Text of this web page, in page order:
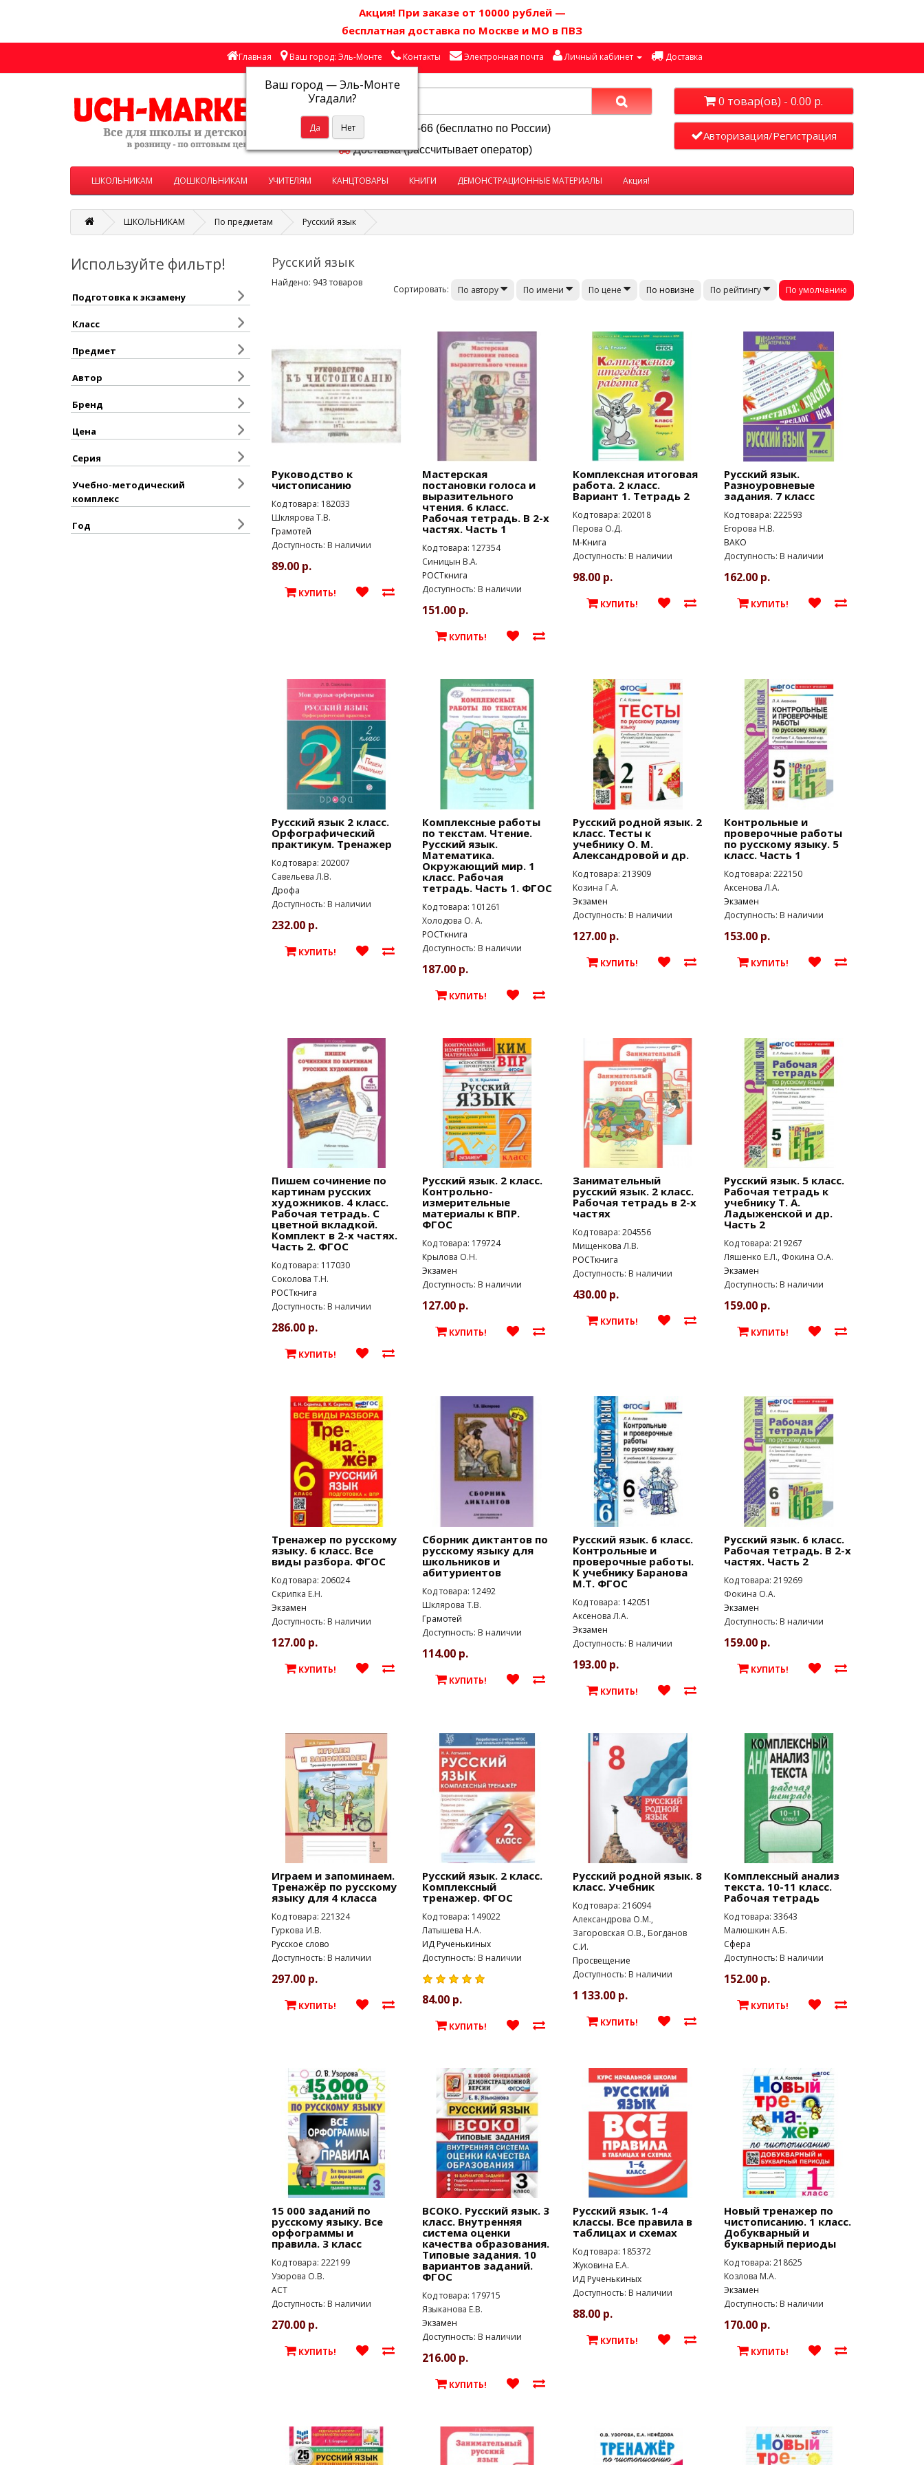
Акция! При заказе от 10000 рублей —
бесплатная доставка по Москве и МО в ПВЗ
Главная Ваш город: Эль-Монте
Ваш город —Эль-Монте
Угадали?
Контакты Электронная почта Личный кабинет Доставка
0 товар(ов) - 0.00 р.
8-800-250-58-66 (бесплатно по России)
Доставка (рассчитывает оператор)
Авторизация/Регистрация
ШКОЛЬНИКАМ ДОШКОЛЬНИКАМ УЧИТЕЛЯМ КАНЦТОВАРЫ КНИГИ ДЕМОНСТРАЦИОННЫЕ МАТЕРИАЛЫ Акция!
ШКОЛЬНИКАМ По предметам Русский язык
Используйте фильтр!
Подготовка к экзамену
Класс
Предмет
Автор
Бренд
Цена
Серия
Учебно-методический
комплекс
Год
Русский язык
Найдено: 943 товаров
Сортировать: По автору По имени По цене По новизне По рейтингу По умолчанию
Руководство к
чистописанию
Код товара: 182033
Шклярова Т.В.
Грамотей
Доступность: В наличии
89.00 р.
КУПИТЬ!
Мастерская
постановки голоса и
выразительного
чтения. 6 класс.
Рабочая тетрадь. В 2-х
частях. Часть 1
Код товара: 127354
Синицын В.А.
РОСТкнига
Доступность: В наличии
151.00 р.
КУПИТЬ!
Комплексная итоговая
работа. 2 класс.
Вариант 1. Тетрадь 2
Код товара: 202018
Перова О.Д.
М-Книга
Доступность: В наличии
98.00 р.
КУПИТЬ!
Русский язык.
Разноуровневые
задания. 7 класс
Код товара: 222593
Егорова Н.В.
ВАКО
Доступность: В наличии
162.00 р.
КУПИТЬ!
Русский язык 2 класс.
Орфографический
практикум. Тренажер
Код товара: 202007
Савельева Л.В.
Дрофа
Доступность: В наличии
232.00 р.
КУПИТЬ!
Комплексные работы
по текстам. Чтение.
Русский язык.
Математика.
Окружающий мир. 1
класс. Рабочая
тетрадь. Часть 1. ФГОС
Код товара: 101261
Холодова О. А.
РОСТкнига
Доступность: В наличии
187.00 р.
КУПИТЬ!
Русский родной язык. 2
класс. Тесты к
учебнику О. М.
Александровой и др.
Код товара: 213909
Козина Г.А.
Экзамен
Доступность: В наличии
127.00 р.
КУПИТЬ!
Контрольные и
проверочные работы
по русскому языку. 5
класс. Часть 1
Код товара: 222150
Аксенова Л.А.
Экзамен
Доступность: В наличии
153.00 р.
КУПИТЬ!
Пишем сочинение по
картинам русских
художников. 4 класс.
Рабочая тетрадь. С
цветной вкладкой.
Комплект в 2-х частях.
Часть 2. ФГОС
Код товара: 117030
Соколова Т.Н.
РОСТкнига
Доступность: В наличии
286.00 р.
КУПИТЬ!
Русский язык. 2 класс.
Контрольно-
измерительные
материалы к ВПР.
ФГОС
Код товара: 179724
Крылова О.Н.
Экзамен
Доступность: В наличии
127.00 р.
КУПИТЬ!
Занимательный
русский язык. 2 класс.
Рабочая тетрадь в 2-х
частях
Код товара: 204556
Мищенкова Л.В.
РОСТкнига
Доступность: В наличии
430.00 р.
КУПИТЬ!
Русский язык. 5 класс.
Рабочая тетрадь к
учебнику Т. А.
Ладыженской и др.
Часть 2
Код товара: 219267
Ляшенко Е.Л., Фокина О.А.
Экзамен
Доступность: В наличии
159.00 р.
КУПИТЬ!
Тренажер по русскому
языку. 6 класс. Все
виды разбора. ФГОС
Код товара: 206024
Скрипка Е.Н.
Экзамен
Доступность: В наличии
127.00 р.
КУПИТЬ!
Сборник диктантов по
русскому языку для
школьников и
абитуриентов
Код товара: 12492
Шклярова Т.В.
Грамотей
Доступность: В наличии
114.00 р.
КУПИТЬ!
Русский язык. 6 класс.
Контрольные и
проверочные работы.
К учебнику Баранова
М.Т. ФГОС
Код товара: 142051
Аксенова Л.А.
Экзамен
Доступность: В наличии
193.00 р.
КУПИТЬ!
Русский язык. 6 класс.
Рабочая тетрадь. В 2-х
частях. Часть 2
Код товара: 219269
Фокина О.А.
Экзамен
Доступность: В наличии
159.00 р.
КУПИТЬ!
Играем и запоминаем.
Тренажёр по русскому
языку для 4 класса
Код товара: 221324
Гуркова И.В.
Русское слово
Доступность: В наличии
297.00 р.
КУПИТЬ!
Русский язык. 2 класс.
Комплексный
тренажер. ФГОС
Код товара: 149022
Латышева Н.А.
ИД Рученькиных
Доступность: В наличии
84.00 р.
КУПИТЬ!
Русский родной язык. 8
класс. Учебник
Код товара: 216094
Александрова О.М.,
Загоровская О.В., Богданов
С.И.
Просвещение
Доступность: В наличии
1 133.00 р.
КУПИТЬ!
Комплексный анализ
текста. 10-11 класс.
Рабочая тетрадь
Код товара: 33643
Малюшкин А.Б.
Сфера
Доступность: В наличии
152.00 р.
КУПИТЬ!
15 000 заданий по
русскому языку. Все
орфограммы и
правила. 3 класс
Код товара: 222199
Узорова О.В.
АСТ
Доступность: В наличии
270.00 р.
КУПИТЬ!
ВСОКО. Русский язык. 3
класс. Внутренняя
система оценки
качества образования.
Типовые задания. 10
вариантов заданий.
ФГОС
Код товара: 179715
Языканова Е.В.
Экзамен
Доступность: В наличии
216.00 р.
КУПИТЬ!
Русский язык. 1-4
классы. Все правила в
таблицах и схемах
Код товара: 185372
Жуковина Е.А.
ИД Рученькиных
Доступность: В наличии
88.00 р.
КУПИТЬ!
Новый тренажер по
чистописанию. 1 класс.
Добукварный и
букварный периоды
Код товара: 218625
Козлова М.А.
Экзамен
Доступность: В наличии
170.00 р.
КУПИТЬ!